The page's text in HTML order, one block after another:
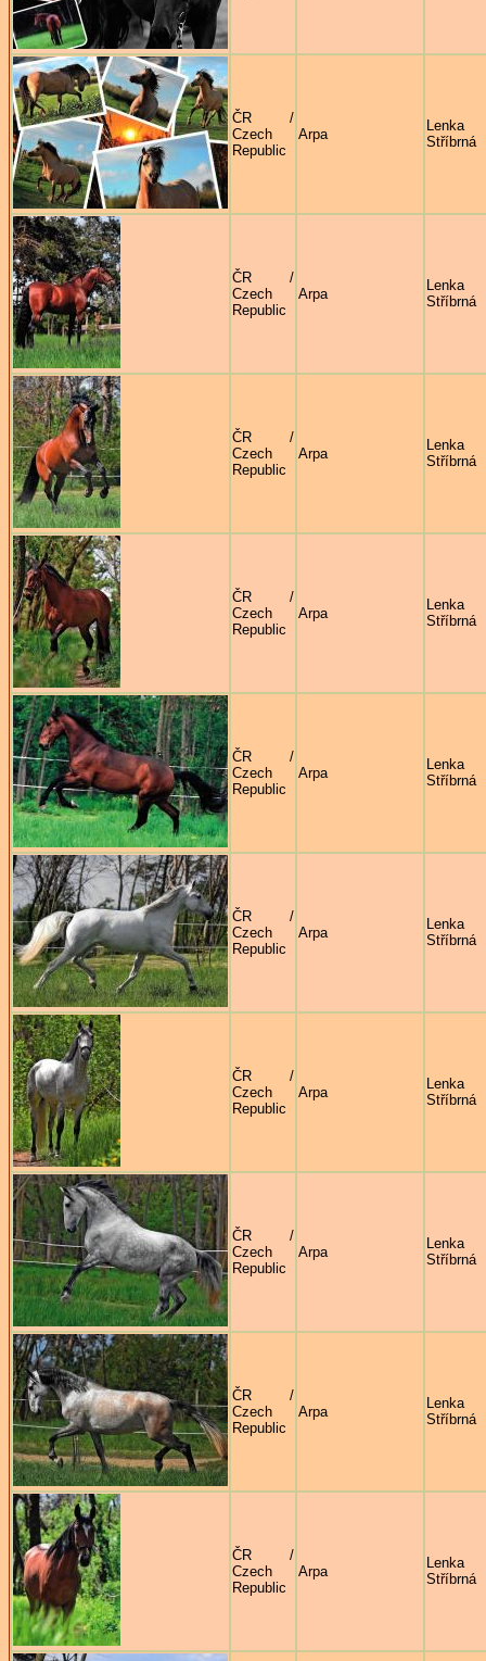
ČR /
Czech
Republic
Arpa
Lenka
Stříbrná
ČR /
Czech
Republic
Arpa
Lenka
Stříbrná
ČR /
Czech
Republic
Arpa
Lenka
Stříbrná
ČR /
Czech
Republic
Arpa
Lenka
Stříbrná
ČR /
Czech
Republic
Arpa
Lenka
Stříbrná
ČR /
Czech
Republic
Arpa
Lenka
Stříbrná
ČR /
Czech
Republic
Arpa
Lenka
Stříbrná
ČR /
Czech
Republic
Arpa
Lenka
Stříbrná
ČR /
Czech
Republic
Arpa
Lenka
Stříbrná
ČR /
Czech
Republic
Arpa
Lenka
Stříbrná